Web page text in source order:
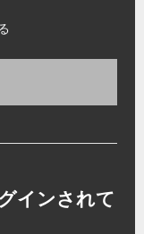
インされて